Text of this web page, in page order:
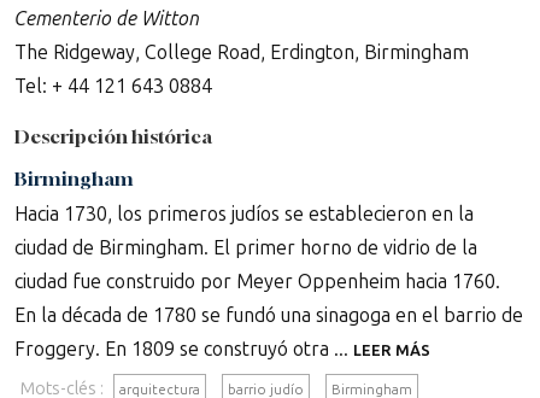
Cementerio de Witton
The Ridgeway, College Road, Erdington, Birmingham
Tel: + 44 121 643 0884
Descripción histórica
Birmingham
Hacia 1730, los primeros judíos se establecieron en la
ciudad de Birmingham. El primer horno de vidrio de la
ciudad fue construido por Meyer Oppenheim hacia 1760.
En la década de 1780 se fundó una sinagoga en el barrio de
Froggery. En 1809 se construyó otra ... LEER MÁS
Mots-clés : arquitectura barrio judío Birmingham